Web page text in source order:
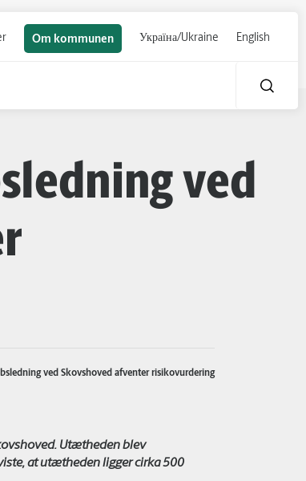
Om kommunen Україна/Ukraine English
ved
ved Skovshoved afventer risikovurdering
Utætheden blev
at utætheden ligger cirka 500